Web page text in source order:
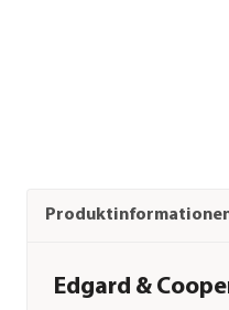
Edgard &